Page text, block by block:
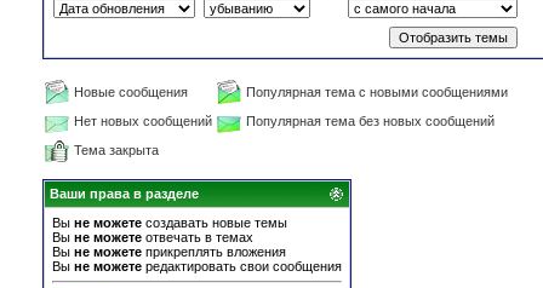
Новые сообщения
Популярная тема с новыми сообщениями
Нет новых сообщений
Популярная тема без новых сообщений
Тема закрыта
Ваши права в разделе
Вы не можете создавать новые темы
Вы не можете отвечать в темах
Вы не можете прикреплять вложения
Вы не можете редактировать свои сообщения